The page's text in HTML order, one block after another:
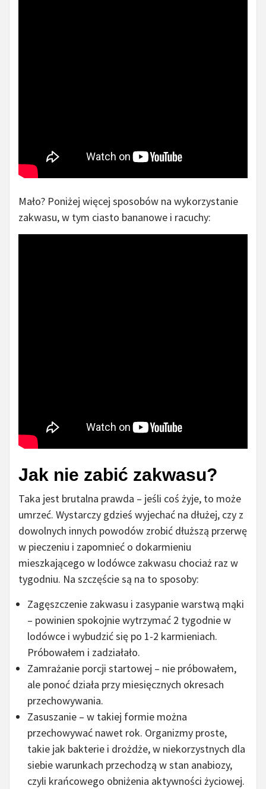
Mało? Poniżej więcej sposobów na wykorzystanie
zakwasu, w tym ciasto bananowe i racuchy:
Jak nie zabić zakwasu?
Taka jest brutalna prawda – jeśli coś żyje, to może
umrzeć. Wystarczy gdzieś wyjechać na dłużej, czy z
dowolnych innych powodów zrobić dłuższą przerwę
w pieczeniu i zapomnieć o dokarmieniu
mieszkającego w lodówce zakwasu chociaż raz w
tygodniu. Na szczęście są na to sposoby:
Zagęszczenie zakwasu i zasypanie warstwą mąki
– powinien spokojnie wytrzymać 2 tygodnie w
lodówce i wybudzić się po 1-2 karmieniach.
Próbowałem i zadziałało.
Zamrażanie porcji startowej – nie próbowałem,
ale ponoć działa przy miesięcznych okresach
przechowywania.
Zasuszanie – w takiej formie można
przechowywać nawet rok. Organizmy proste,
takie jak bakterie i drożdże, w niekorzystnych dla
siebie warunkach przechodzą w stan anabiozy,
czyli krańcowego obniżenia aktywności życiowej.